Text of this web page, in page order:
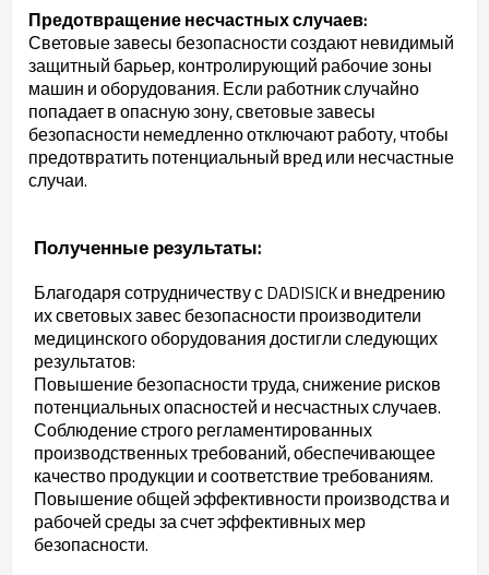
Предотвращение несчастных случаев:
Световые завесы безопасности создают невидимый
защитный барьер, контролирующий рабочие зоны
машин и оборудования. Если работник случайно
попадает в опасную зону, световые завесы
безопасности немедленно отключают работу, чтобы
предотвратить потенциальный вред или несчастные
случаи.
Полученные результаты:
Благодаря сотрудничеству с DADISICK и внедрению
их световых завес безопасности производители
медицинского оборудования достигли следующих
результатов:
Повышение безопасности труда, снижение рисков
потенциальных опасностей и несчастных случаев.
Соблюдение строго регламентированных
производственных требований, обеспечивающее
качество продукции и соответствие требованиям.
Повышение общей эффективности производства и
рабочей среды за счет эффективных мер
безопасности.